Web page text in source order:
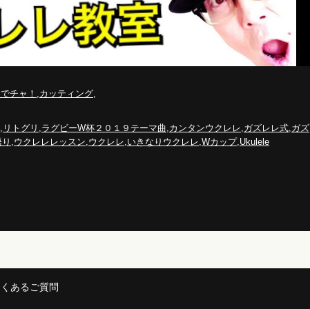
でチャ！,カッティング
, リトグリ ,ラグビーW杯２０１９テーマ曲,カンタンウクレレ,ガズレレ式,ガズ
,ウクレレレッスン,ウクレレ,いきなりウクレレ,Wカップ,Ukulele
あるご質問